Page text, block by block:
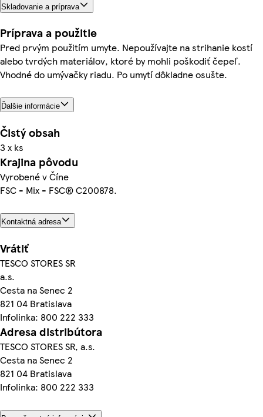
Skladovanie a príprava
Príprava a použitie
Pred prvým použitím umyte. Nepoužívajte na strihanie kostí
alebo tvrdých materiálov, ktoré by mohli poškodiť čepeľ.
Vhodné do umývačky riadu. Po umytí dôkladne osušte.
Ďalšie informácie
Čistý obsah
3 x ks
Krajina pôvodu
Vyrobené v Číne
FSC - Mix - FSC® C200878.
Kontaktná adresa
Vrátiť
TESCO STORES SR
a.s.
Cesta na Senec 2
821 04 Bratislava
Infolinka: 800 222 333
Adresa distribútora
TESCO STORES SR, a.s.
Cesta na Senec 2
821 04 Bratislava
Infolinka: 800 222 333